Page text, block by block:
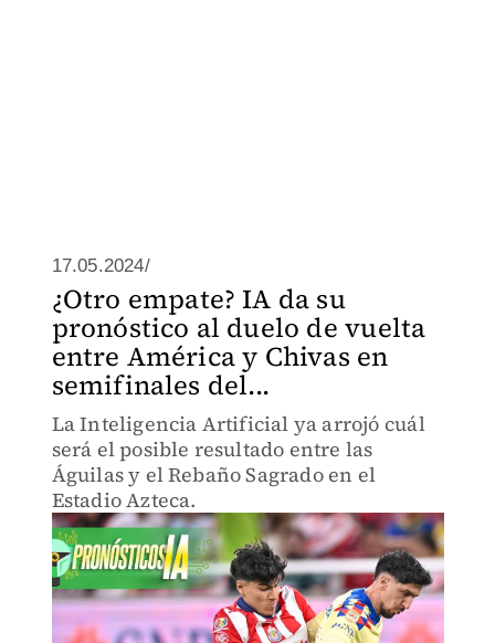
17.05.2024/
¿Otro empate? IA da su
pronóstico al duelo de vuelta
entre América y Chivas en
semifinales del...
La Inteligencia Artificial ya arrojó cuál
será el posible resultado entre las
Águilas y el Rebaño Sagrado en el
Estadio Azteca.